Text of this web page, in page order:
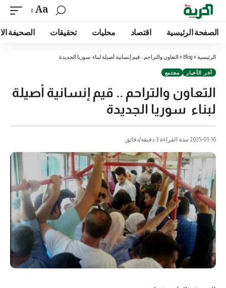
Aa
الصفحة الرئيسية اقتصاد محليات تحقيقات الصحيفة
الرئيسية »
Blog
» التعاون والتراحم .. قيم إنسانية أصيلة لبناء سوريا الجديدة
آخر الأخبار مجتمع
التعاون والتراحم .. قيم إنسانية أصيلة
لبناء سوريا الجديدة
2025-01-16 مدة القراءة 3 دقيقة/دقائق